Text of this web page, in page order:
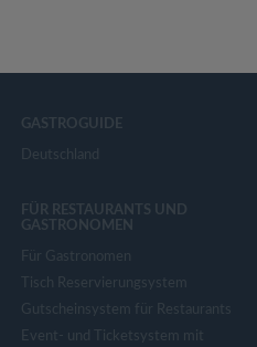
GASTROGUIDE
Deutschland
FÜR RESTAURANTS UND
GASTRONOMEN
Für Gastronomen
Tisch Reservierungsystem
Gutscheinsystem für Restaurants
Event- und Ticketsystem mit